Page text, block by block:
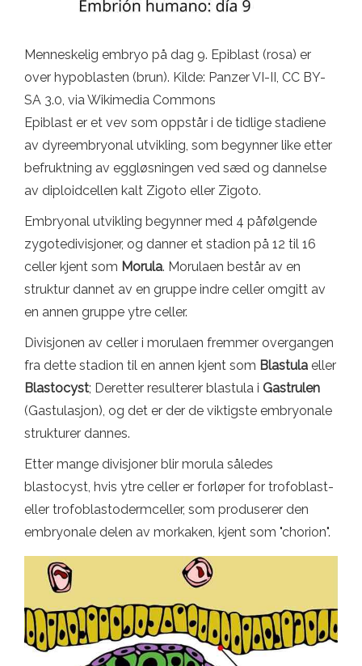
Menneskelig embryo på dag 9. Epiblast (rosa) er
over hypoblasten (brun). Kilde: Panzer VI-II, CC BY-
SA 3.0, via Wikimedia Commons
Epiblast er et vev som oppstår i de tidlige stadiene
av dyreembryonal utvikling, som begynner like etter
befruktning av eggløsningen ved sæd og dannelse
av diploidcellen kalt Zigoto eller Zigoto.
Embryonal utvikling begynner med 4 påfølgende
zygotedivisjoner, og danner et stadion på 12 til 16
celler kjent som Morula. Morulaen består av en
struktur dannet av en gruppe indre celler omgitt av
en annen gruppe ytre celler.
Divisjonen av celler i morulaen fremmer overgangen
fra dette stadion til en annen kjent som Blastula eller
Blastocyst; Deretter resulterer blastula i Gastrulen
(Gastulasjon), og det er der de viktigste embryonale
strukturer dannes.
Etter mange divisjoner blir morula således
blastocyst, hvis ytre celler er forløper for trofoblast-
eller trofoblastodermceller, som produserer den
embryonale delen av morkaken, kjent som "chorion".